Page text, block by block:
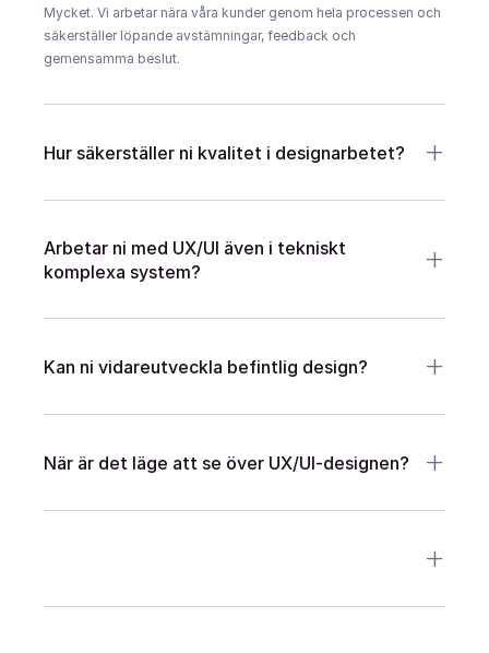
Mycket. Vi arbetar nära våra kunder genom hela processen och
säkerställer löpande avstämningar, feedback och
gemensamma beslut.
Hur säkerställer ni kvalitet i designarbetet? +
Arbetar ni med UX/UI även i tekniskt
komplexa system?
+
Kan ni vidareutveckla befintlig design? +
När är det läge att se över UX/UI-designen? +
+